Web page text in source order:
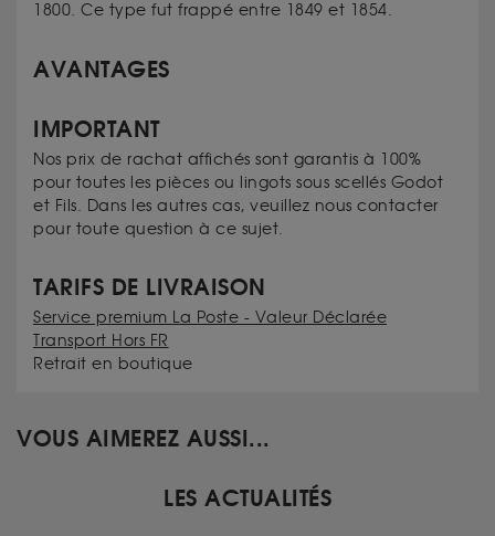
1800. Ce type fut frappé entre 1849 et 1854.
AVANTAGES
IMPORTANT
Nos prix de rachat affichés sont garantis à 100%
pour toutes les pièces ou lingots sous scellés Godot
et Fils. Dans les autres cas, veuillez nous contacter
pour toute question à ce sujet.
TARIFS DE LIVRAISON
Service premium La Poste - Valeur Déclarée
Transport Hors FR
Retrait en boutique
VOUS AIMEREZ AUSSI...
LES ACTUALITÉS